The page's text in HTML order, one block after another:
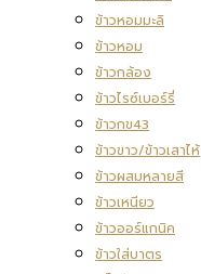
ข้าวหอมมะลิ
ข้าวหอม
ข้าวกล้อง
ข้าวไรซ์เบอร์รี่
ข้าวกข43
ข้าวขาว/ข้าวเสาไห้
ข้าวผสมหลายสี
ข้าวเหนียว
ข้าวออร์แกนิค
ข้าวใส่บาตร